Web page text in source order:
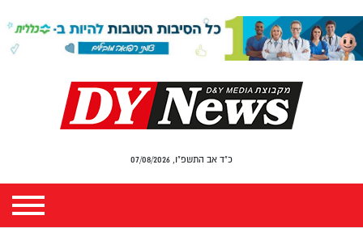
כ"ד אב התשפ"ו, 07/08/2026